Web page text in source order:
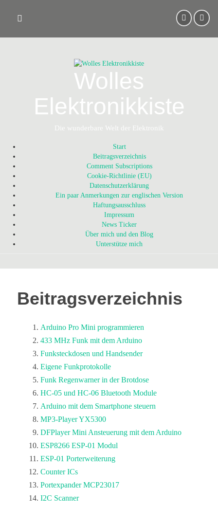
content
Wolles
Elektronikkiste
Die wunderbare Welt der Elektronik
Start
Beitragsverzeichnis
Comment Subscriptions
Cookie-Richtlinie (EU)
Datenschutzerklärung
Ein paar Anmerkungen zur englischen Version
Haftungsausschluss
Impressum
News Ticker
Über mich und den Blog
Unterstütze mich
Beitragsverzeichnis
Arduino Pro Mini programmieren
433 MHz Funk mit dem Arduino
Funksteckdosen und Handsender
Eigene Funkprotokolle
Funk Regenwarner in der Brotdose
HC-05 und HC-06 Bluetooth Module
Arduino mit dem Smartphone steuern
MP3-Player YX5300
DFPlayer Mini Ansteuerung mit dem Arduino
ESP8266 ESP-01 Modul
ESP-01 Porterweiterung
Counter ICs
Portexpander MCP23017
I2C Scanner